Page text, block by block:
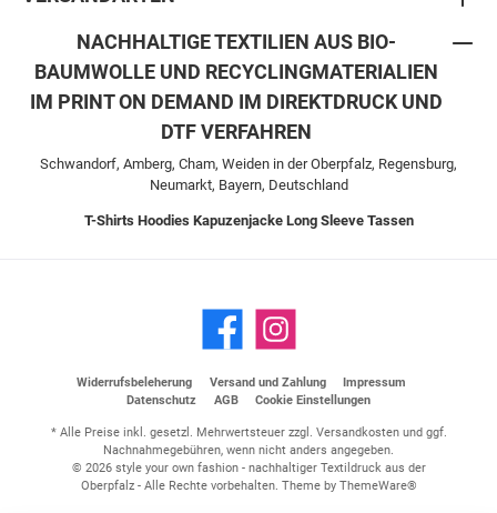
NACHHALTIGE TEXTILIEN AUS BIO-
BAUMWOLLE UND RECYCLINGMATERIALIEN
IM PRINT ON DEMAND IM DIREKTDRUCK UND
DTF VERFAHREN
Schwandorf, Amberg, Cham, Weiden in der Oberpfalz, Regensburg,
Neumarkt, Bayern, Deutschland
T-Shirts Hoodies Kapuzenjacke Long Sleeve Tassen
Widerrufsbeleherung Versand und Zahlung
Impressum
Datenschutz
AGB Cookie Einstellungen
* Alle Preise inkl. gesetzl. Mehrwertsteuer zzgl. Versandkostenund ggf.
Nachnahmegebühren, wenn nicht anders angegeben.
© 2026 style your own fashion - nachhaltiger Textildruck aus der
Oberpfalz - Alle Rechte vorbehalten. Theme by ThemeWare®